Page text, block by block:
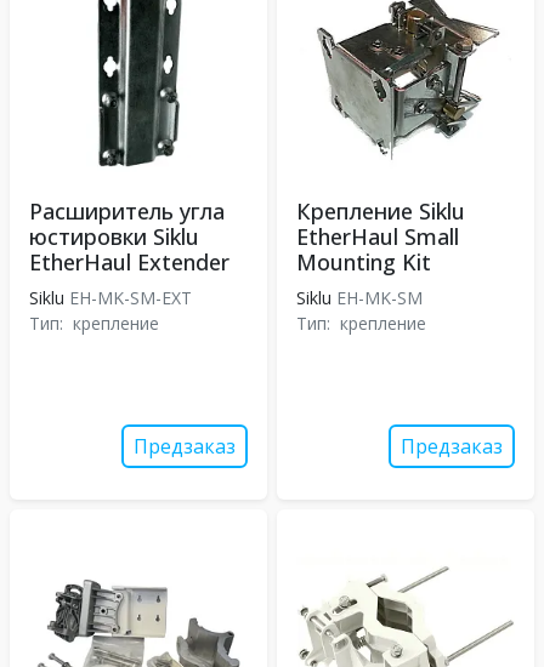
Расширитель угла
юстировки Siklu
EtherHaul Extender
Siklu EH-MK-SM-EXT
Тип: крепление
Предзаказ
Крепление Siklu
EtherHaul Small
Mounting Kit
Siklu EH-MK-SM
Тип: крепление
Предзаказ